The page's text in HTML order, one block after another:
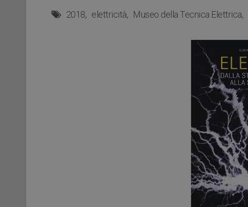
2018 elettricità Museo della Tecnica Elettrica